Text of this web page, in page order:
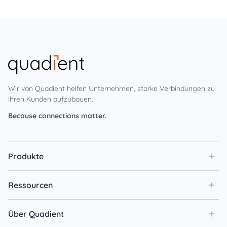
Wir von Quadient helfen Unternehmen, starke Verbindungen zu
ihren Kunden aufzubauen.
Because connections matter.
Produkte
Ressourcen
Über Quadient